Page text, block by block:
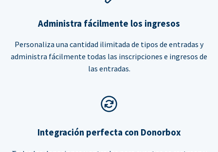
Administra fácilmente los ingresos
Personaliza una cantidad ilimitada de tipos de entradas y
administra fácilmente todas las inscripciones e ingresos de
las entradas.
Integración perfecta con Donorbox